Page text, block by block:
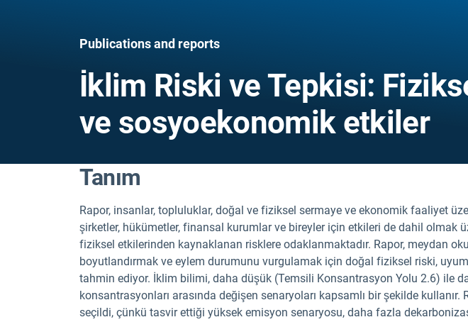
Publications and reports
İklim Riski ve Tepkisi:
ve sosyoekonomik etkiler
Tanım
Rapor, insanlar, topluluklar, doğal ve fiziksel sermaye ve ekonomik faaliyet
şirketler, hükümetler, finansal kurumlar ve bireyler için etkileri de dahil olmak
fiziksel etkilerinden kaynaklanan risklere odaklanmaktadır. Rapor, meydan
boyutlandırmak ve eylem durumunu vurgulamak için doğal fiziksel riski,
tahmin ediyor. İklim bilimi, daha düşük (Temsili Konsantrasyon Yolu 2.6) ile
konsantrasyonları arasında değişen senaryoları kapsamlı bir şekilde
seçildi, çünkü tasvir ettiği yüksek emisyon senaryosu, daha fazla